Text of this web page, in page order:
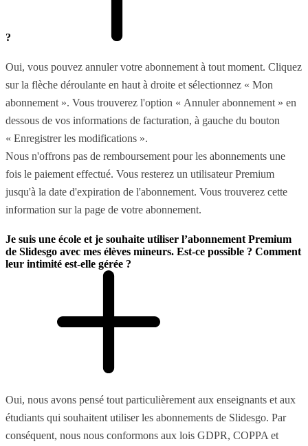
?
Oui, vous pouvez annuler votre abonnement à tout moment. Cliquez
sur la flèche déroulante en haut à droite et sélectionnez « Mon
abonnement ». Vous trouverez l'option « Annuler abonnement » en
dessous de vos informations de facturation, à gauche du bouton
« Enregistrer les modifications ».
Nous n'offrons pas de remboursement pour les abonnements une
fois le paiement effectué. Vous resterez un utilisateur Premium
jusqu'à la date d'expiration de l'abonnement. Vous trouverez cette
information sur la page de votre abonnement.
Je suis une école et je souhaite utiliser l’abonnement Premium
de Slidesgo avec mes élèves mineurs. Est-ce possible ? Comment
leur intimité est-elle gérée ?
Oui, nous avons pensé tout particulièrement aux enseignants et aux
étudiants qui souhaitent utiliser les abonnements de Slidesgo. Par
conséquent, nous nous conformons aux lois GDPR, COPPA et